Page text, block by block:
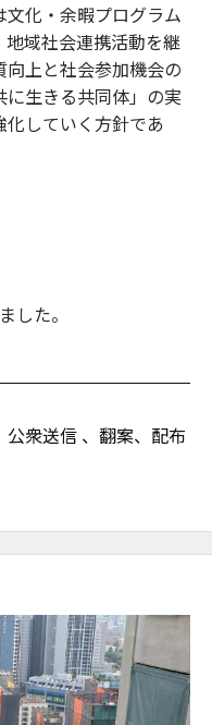
化・余暇プログラム
域社会連携活動を継
上と社会参加機会の
生きる共同体」の実
していく方針であ
した。
衆送信 、翻案、配布